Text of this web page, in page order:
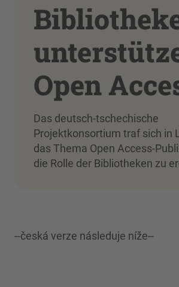
Open
Das deutsch-tschechische
Projektkonsortium traf sich in
das Thema Open Access-
die Rolle der Bibliotheken zu
--česká verze následuje níže--